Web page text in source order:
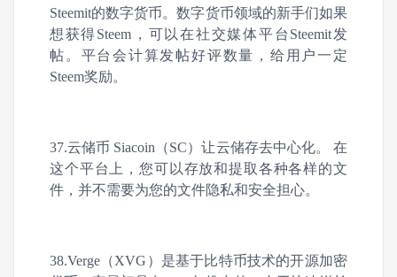
Steemit的数字货币。数字货币领域的新手们如果
想获得Steem，可以在社交媒体平台Steemit发
帖。平台会计算发帖好评数量，给用户一定
Steem奖励。
37.云储币 Siacoin（SC）让云储存去中心化。 在
这个平台上，您可以存放和提取各种各样的文
件，并不需要为您的文件隐私和安全担心。
38.Verge（XVG）是基于比特币技术的开源加密